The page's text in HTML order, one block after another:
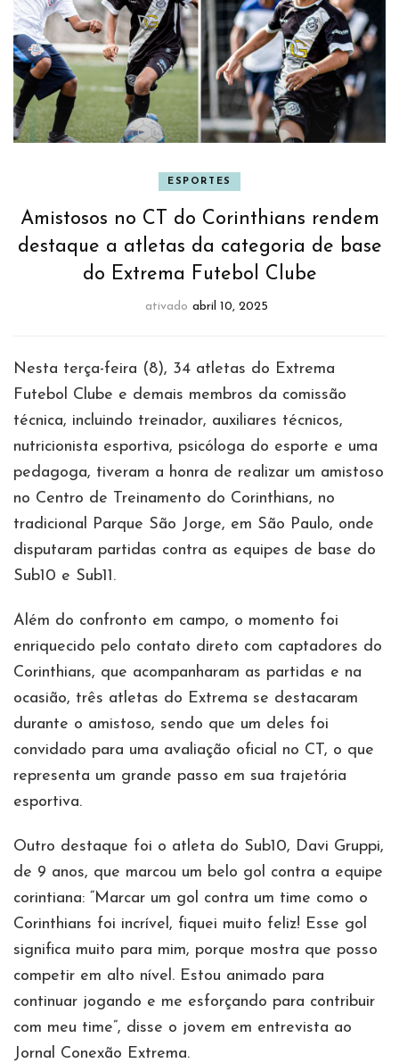
ESPORTES
Amistosos no CT do Corinthians rendem
destaque a atletas da categoria de base
do Extrema Futebol Clube
ativado abril 10, 2025
Nesta terça-feira (8), 34 atletas do Extrema
Futebol Clube e demais membros da comissão
técnica, incluindo treinador, auxiliares técnicos,
nutricionista esportiva, psicóloga do esporte e uma
pedagoga, tiveram a honra de realizar um amistoso
no Centro de Treinamento do Corinthians, no
tradicional Parque São Jorge, em São Paulo, onde
disputaram partidas contra as equipes de base do
Sub10 e Sub11.
Além do confronto em campo, o momento foi
enriquecido pelo contato direto com captadores do
Corinthians, que acompanharam as partidas e na
ocasião, três atletas do Extrema se destacaram
durante o amistoso, sendo que um deles foi
convidado para uma avaliação oficial no CT, o que
representa um grande passo em sua trajetória
esportiva.
Outro destaque foi o atleta do Sub10, Davi Gruppi,
de 9 anos, que marcou um belo gol contra a equipe
corintiana: “Marcar um gol contra um time como o
Corinthians foi incrível, fiquei muito feliz! Esse gol
significa muito para mim, porque mostra que posso
competir em alto nível. Estou animado para
continuar jogando e me esforçando para contribuir
com meu time”, disse o jovem em entrevista ao
Jornal Conexão Extrema.